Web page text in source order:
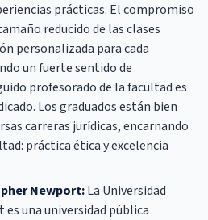
prácticas. El compromiso
reducido de las clases
personalizada para cada
un fuerte sentido de
profesorado de la facultad es
Los graduados están bien
carreras jurídicas, encarnando
práctica ética y excelencia
Newport:La Universidad
una universidad pública